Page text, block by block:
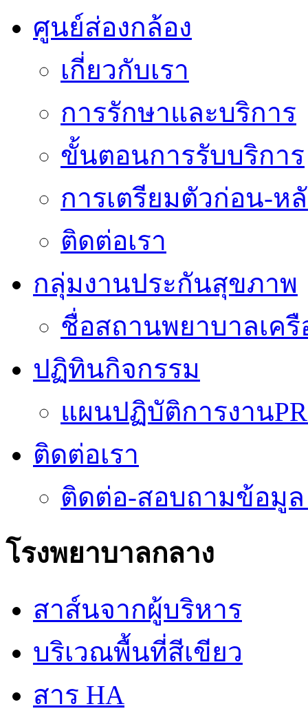
ศูนย์ส่องกล้อง
เกี่ยวกับเรา
การรักษาและบริการ
ขั้นตอนการรับบริการ
การเตรียมตัวก่อน-ห
ติดต่อเรา
กลุ่มงานประกันสุขภาพ
ชื่อสถานพยาบาลเค
ปฏิทินกิจกรรม
แผนปฏิบัติการงาน
ติดต่อเรา
ติดต่อ-สอบถามข้อมูล
โรงพยาบาลกลาง
สาส์นจากผู้บริหาร
บริเวณพื้นที่สีเขียว
สาร HA